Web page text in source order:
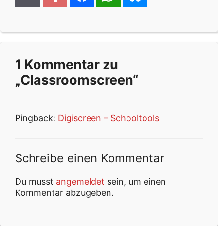
1 Kommentar zu
„Classroomscreen“
Pingback: Digiscreen – Schooltools
Schreibe einen Kommentar
Du musst angemeldet sein, um einen
Kommentar abzugeben.